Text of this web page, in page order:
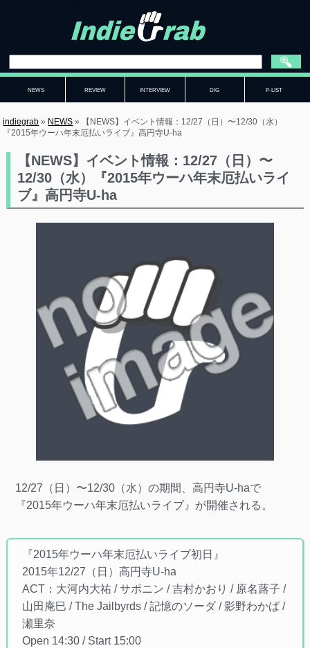
NEWS REVIEW INTERVIEW DIG P-LIST
indiegrab » NEWS »
【NEWS】イベント情報：12/27（日）〜12/30（水）
『2015年ウーハ年末厄払いライブ』高円寺U-ha
【NEWS】イベント情報：12/27（日）〜
12/30（水）『2015年ウーハ年末厄払いライ
ブ』高円寺U-ha
12/27（日）〜12/30（水）の期間、高円寺U-haで
『2015年ウーハ年末厄払いライブ』が開催される。
『2015年ウーハ年末厄払いライブ初日』
2015年12/27（日）高円寺U-ha
ACT：大河内大祐 / サポニン / 吉村かおり / 原名蕗子 /
山田庵巳 / The Jailbyrds / 記憶のソーダ / 影野わかば /
瀬里奈
Open 14:30 / Start 15:00